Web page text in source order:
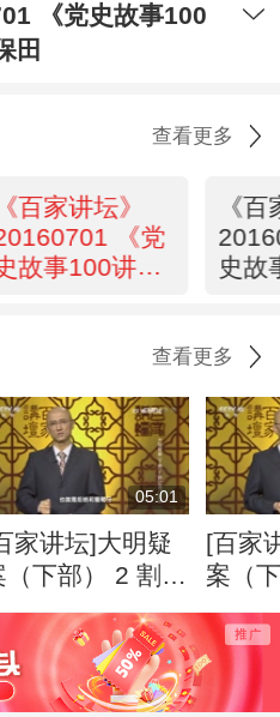
《党史故事100
田
查看更多
《百家讲坛》
《党
故事100讲》
《
史故
查看更多
05:01
家讲坛]大明疑
（下部） 2 割让
门之谜 明朝态
的骤然剧变
[百家
案（
澳门
人的